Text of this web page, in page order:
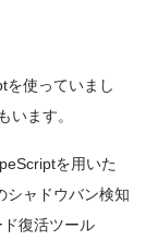
を使っていまし
います。
を用いた
シャドウバン検知
復活ツール